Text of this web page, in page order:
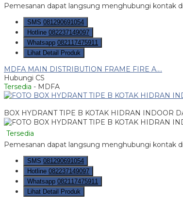
Pemesanan dapat langsung menghubungi kontak
SMS 081290691054
Hotline 082237149097
Whatsapp 082117475911
Lihat Detail Produk
MDFA MAIN DISTRIBUTION FRAME FIRE A....
Hubungi CS
Tersedia - MDFA
BOX HYDRANT TIPE B KOTAK HIDRAN INDOOR
Tersedia
Pemesanan dapat langsung menghubungi kontak
SMS 081290691054
Hotline 082237149097
Whatsapp 082117475911
Lihat Detail Produk